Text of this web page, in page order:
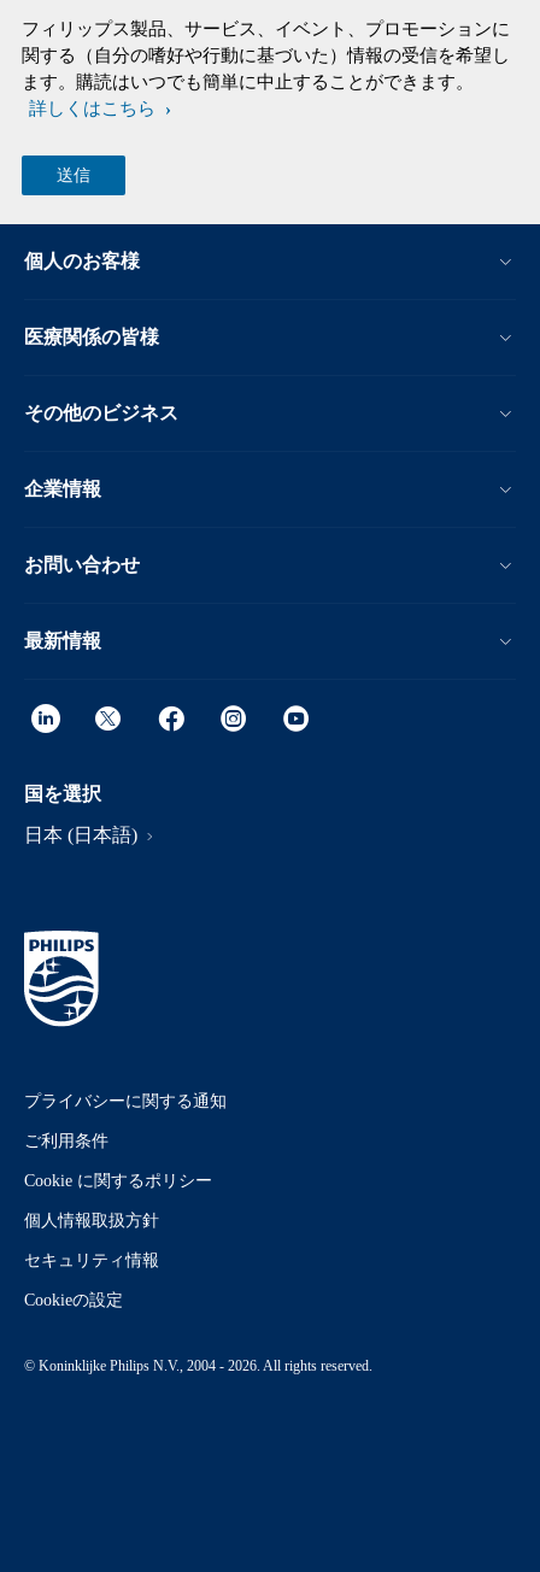
フィリップス製品、サービス、イベント、プロモーションに
関する（自分の嗜好や行動に基づいた）情報の受信を希望し
ます。購読はいつでも簡単に中止することができます。
詳しくはこちら
個人のお客様
医療関係の皆様
その他のビジネス
企業情報
お問い合わせ
最新情報
国を選択
日本 (日本語)
プライバシーに関する通知
ご利用条件
Cookie に関するポリシー
個人情報取扱方針
セキュリティ情報
Cookieの設定
© Koninklijke Philips N.V., 2004 - 2026. All rights reserved.